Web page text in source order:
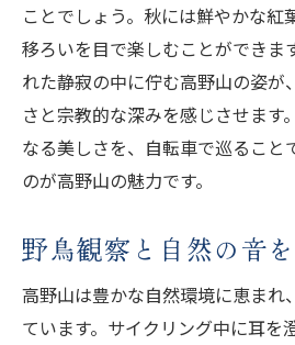
ことでしょう。秋には鮮やかな紅
移ろいを目で楽しむことができま
れた静寂の中に佇む高野山の姿が
さと宗教的な深みを感じさせます
なる美しさを、自転車で巡ること
のが高野山の魅力です。
野鳥観察と自然の音
高野山は豊かな自然環境に恵まれ
ています。サイクリング中に耳を